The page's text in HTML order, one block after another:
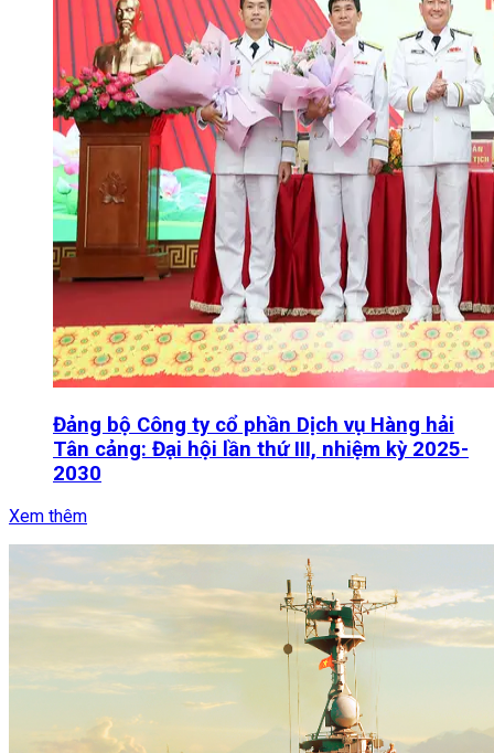
Đảng bộ Công ty cổ phần Dịch vụ Hàng hải
Tân cảng: Đại hội lần thứ III, nhiệm kỳ 2025-
2030
Xem thêm